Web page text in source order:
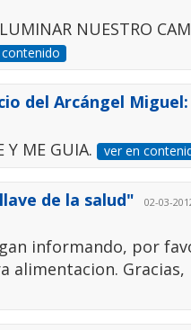
NUESTRO
del Arcángel Miguel:
Y ME GUIA. ver en
de la salud"
02-03-
informando, por
alimentacion. Gracias,